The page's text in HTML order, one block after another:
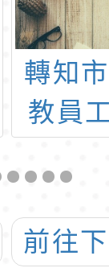
轉知
教員
前往